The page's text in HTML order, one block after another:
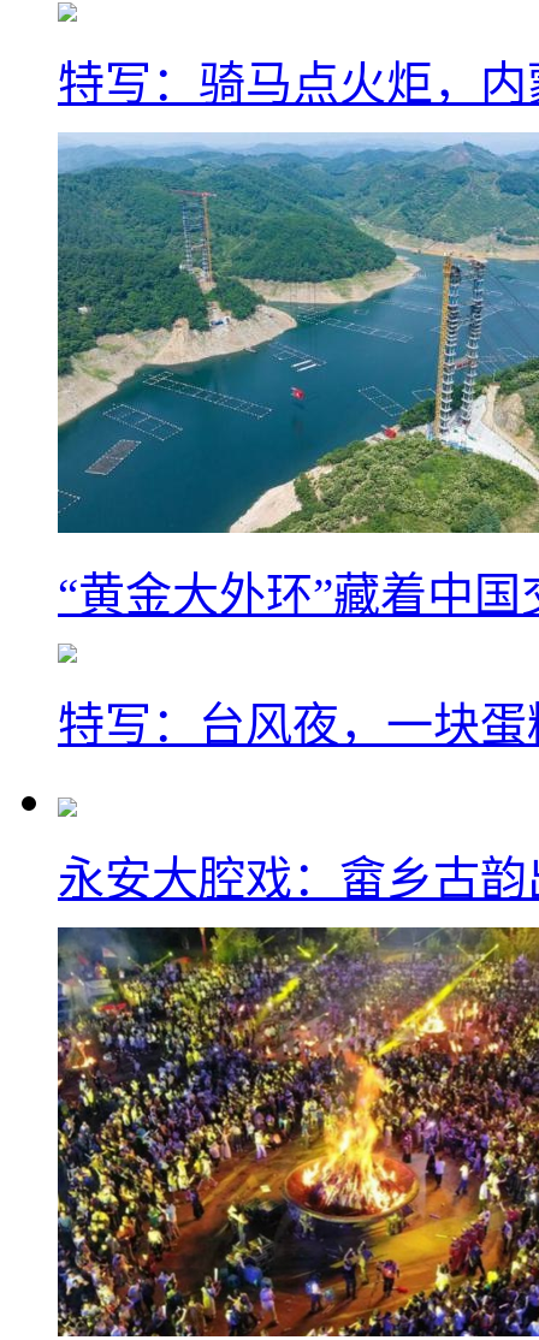
特写：骑马点火炬，
“黄金大外环”藏着中
特写：台风夜，一块
永安大腔戏：畲乡古